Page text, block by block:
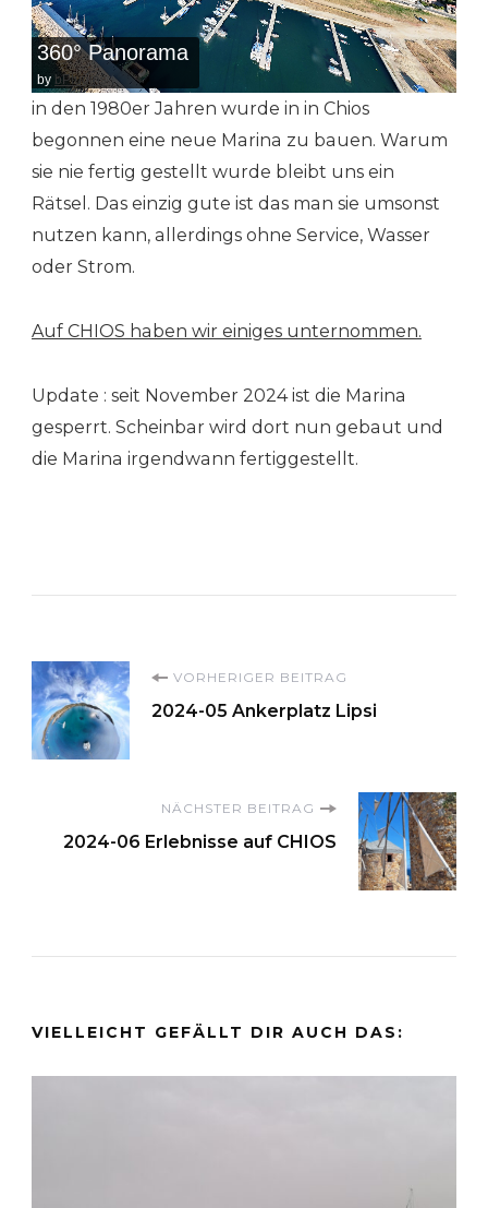
360° Panorama
by bPlugins
in den 1980er Jahren wurde in in Chios
begonnen eine neue Marina zu bauen. Warum
sie nie fertig gestellt wurde bleibt uns ein
Rätsel. Das einzig gute ist das man sie umsonst
nutzen kann, allerdings ohne Service, Wasser
oder Strom.
Auf CHIOS haben wir einiges unternommen.
Update : seit November 2024 ist die Marina
gesperrt. Scheinbar wird dort nun gebaut und
die Marina irgendwann fertiggestellt.
Beitragsnavigation
VORHERIGER BEITRAG
2024-05 Ankerplatz Lipsi
NÄCHSTER BEITRAG
2024-06 Erlebnisse auf CHIOS
VIELLEICHT GEFÄLLT DIR AUCH DAS: